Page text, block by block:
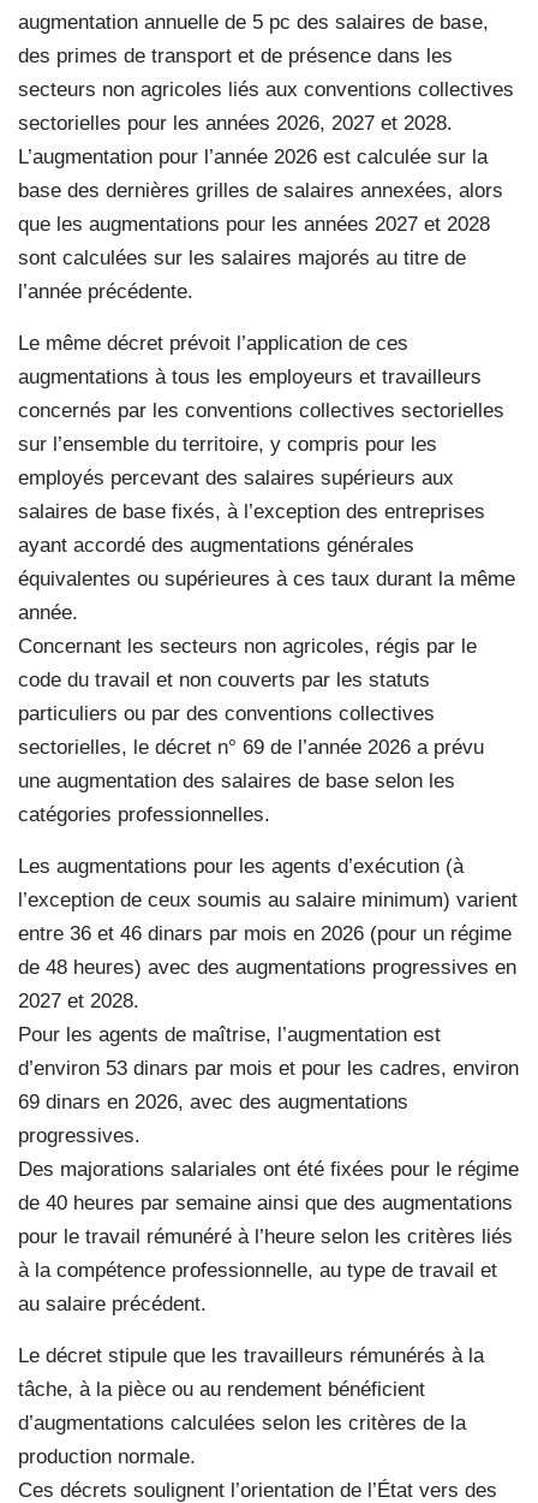
augmentation annuelle de 5 pc des salaires de base,
des primes de transport et de présence dans les
secteurs non agricoles liés aux conventions collectives
sectorielles pour les années 2026, 2027 et 2028.
L’augmentation pour l’année 2026 est calculée sur la
base des dernières grilles de salaires annexées, alors
que les augmentations pour les années 2027 et 2028
sont calculées sur les salaires majorés au titre de
l’année précédente.
Le même décret prévoit l’application de ces
augmentations à tous les employeurs et travailleurs
concernés par les conventions collectives sectorielles
sur l’ensemble du territoire, y compris pour les
employés percevant des salaires supérieurs aux
salaires de base fixés, à l’exception des entreprises
ayant accordé des augmentations générales
équivalentes ou supérieures à ces taux durant la même
année.
Concernant les secteurs non agricoles, régis par le
code du travail et non couverts par les statuts
particuliers ou par des conventions collectives
sectorielles, le décret n° 69 de l’année 2026 a prévu
une augmentation des salaires de base selon les
catégories professionnelles.
Les augmentations pour les agents d’exécution (à
l’exception de ceux soumis au salaire minimum) varient
entre 36 et 46 dinars par mois en 2026 (pour un régime
de 48 heures) avec des augmentations progressives en
2027 et 2028.
Pour les agents de maîtrise, l’augmentation est
d’environ 53 dinars par mois et pour les cadres, environ
69 dinars en 2026, avec des augmentations
progressives.
Des majorations salariales ont été fixées pour le régime
de 40 heures par semaine ainsi que des augmentations
pour le travail rémunéré à l’heure selon les critères liés
à la compétence professionnelle, au type de travail et
au salaire précédent.
Le décret stipule que les travailleurs rémunérés à la
tâche, à la pièce ou au rendement bénéficient
d’augmentations calculées selon les critères de la
production normale.
Ces décrets soulignent l’orientation de l’État vers des